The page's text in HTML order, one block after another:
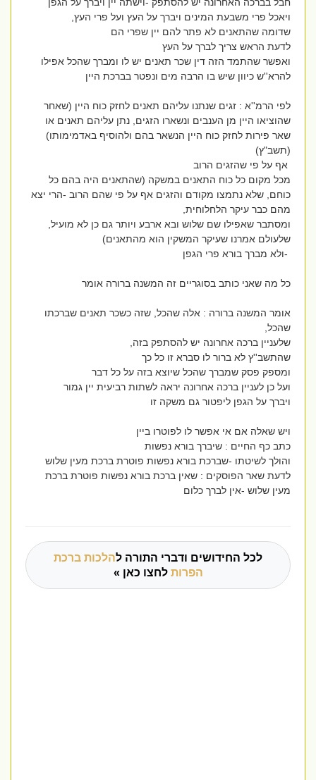
ויאכל פרי משבעת המינים ויברך על העץ ועל פרי העץ,
שדומה שהתאנים לא פתר להם יין שפרי הם
לדעת הראש צריך לברך על העץ
ואפשר שהתמד הזה דין שכר תאנים יש לו ומברך שהכל אפילו
להרא''ש כיוון שיש בו הרבה מים ונפטר בברכת היין
לפי הרמ''א : זגים שנתנו עליהם תאנים לחזק כוח היין (שאחר
שהוציאו היין מן הענבים ונשארו הזגים, נתן עליהם תאנים או
שאר פירות לחזק כוח היין הנשאר בהם ולהוסיף באדמימותו)
(תשב"ץ)
אף על פי שהזגים הרוב
מכל מקום כל כוח התאנים במשקה (שהתאנים היה בהם כל
כוחם, שלא נתמצו מקודם והזגים אף על פי שהם הרוב -הרי יצא
מהם כבר עיקר הלחלוחית,
ומסתבר שאפילו שם שלוש ובא ארבע ויותר גם כן לא מועיל,
שלעולם אמרנו שעיקר המשקין הוא מהתאנים)
-ולא מברך בורא פרי הגפן
כל מה שאני כותב בסוגריים זה המשנה ברורה אומר
אומר המשנה ברורה : אלה שהכל, שזה כשכר תאנים שברכתו
שהכל,
שלעניין ברכה אחרונה יש להסתפק בזה,
שהתשב''ץ לא ברור לו סברא זו כל כך
ומספק פסק שמברך שהכל שיוצא בזה על כל דבר
ועל כן לעניין ברכה אחרונה יראה לשתות רביעית יין גמור
ויברך על הגפן ליפטור גם משקה זו
ויש שאלה אם אי אפשר לו לפוטרו ביין
כתב כף החיים : שיברך בורא נפשות
והולך לשיטתו -שברכת בורא נפשות פוטרת ברכת מעין שלוש
לדעת שאר הפוסקים : שאין ברכת בורא נפשות פוטרת ברכת
מעין שלוש -אין לברך כלום
לכל החידושים ודברי התורה להלכות ברכת
הפרותלחצו כאן »